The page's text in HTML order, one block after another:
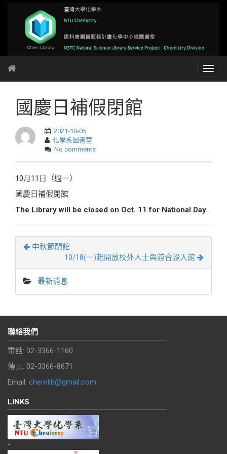
國慶日補假閉館
2021-10-05
化學系圖書室
No comments
10月11日（週一）
國慶日補假閉館
The Library will be closed on Oct. 11 for National Day.
中秋節閉館
10/18(一)起開放校外人士與館合證入館
最新消息
聯絡我們
電話: 02-3366-1160
傳真: 02-3366-8671
Email: chemlib@gmail.com
LINKS
-